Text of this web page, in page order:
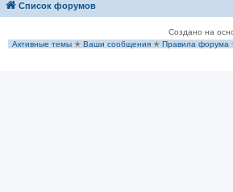
Список форумов
Создано на
Активные темы ✭ Ваши сообщения ✭ Правила форума